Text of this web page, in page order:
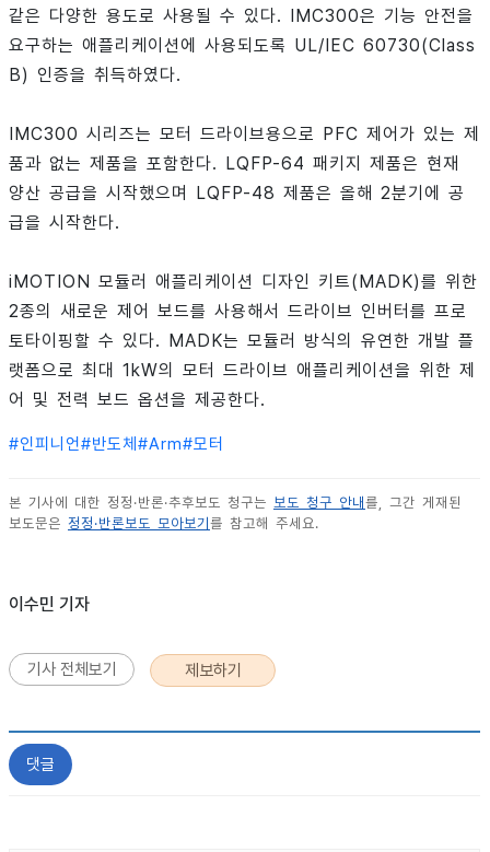
같은 다양한 용도로 사용될 수 있다. IMC300은 기능 안전을
요구하는 애플리케이션에 사용되도록 UL/IEC 60730(Class
B) 인증을 취득하였다.
IMC300 시리즈는 모터 드라이브용으로 PFC 제어가 있는 제
품과 없는 제품을 포함한다. LQFP-64 패키지 제품은 현재
양산 공급을 시작했으며 LQFP-48 제품은 올해 2분기에 공
급을 시작한다.
iMOTION 모듈러 애플리케이션 디자인 키트(MADK)를 위한
2종의 새로운 제어 보드를 사용해서 드라이브 인버터를 프로
토타이핑할 수 있다. MADK는 모듈러 방식의 유연한 개발 플
랫폼으로 최대 1kW의 모터 드라이브 애플리케이션을 위한 제
어 및 전력 보드 옵션을 제공한다.
#인피니언#반도체 #Arm#모터
본 기사에 대한 정정·반론·추후보도 청구는 보도 청구 안내 를, 그간 게재된
보도문은 정정·반론보도 모아보기 를 참고해 주세요.
이수민 기자
기사 전체보기 제보하기
댓글